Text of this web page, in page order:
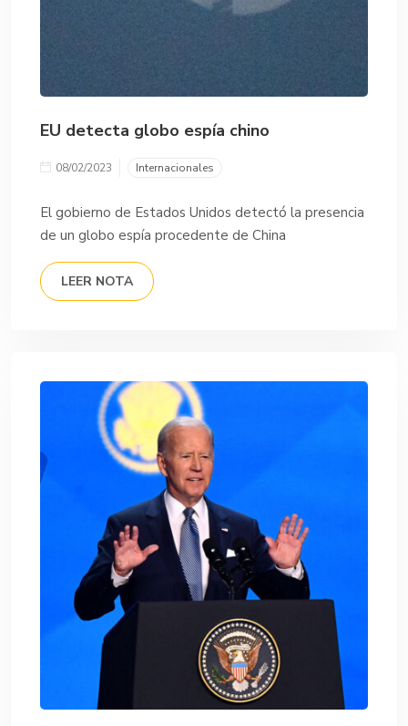
EU detecta globo espía chino
08/02/2023 Internacionales
El gobierno de Estados Unidos detectó la presencia
de un globo espía procedente de China
LEER NOTA